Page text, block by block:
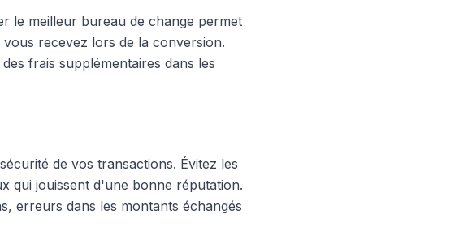
le meilleur bureau de change permet
recevez lors de la conversion.
frais supplémentaires dans les
de vos transactions. Évitez les
qui jouissent d'une bonne réputation.
erreurs dans les montants échangés